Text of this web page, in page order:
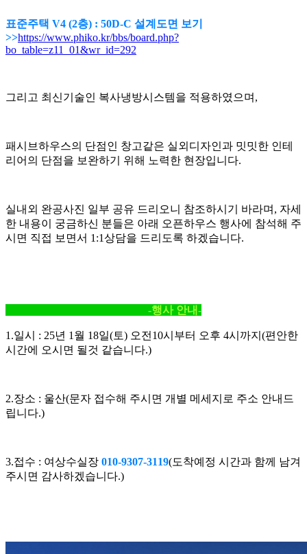
표준주택 V4 (2층) : 50D-C 설계도면 보기
>>https://www.phiko.kr/bbs/board.php?
bo_table=z11_01&wr_id=292
그리고 최신기술인 복사냉방시스템을 적용하였으며,
패시브하우스의 단점인 창고같은 실외디자인과 밋밋한 인테
리어의 단점을 보완하기 위해 노력한 현장입니다.
실내외 완공사진 일부 공유 드리오니 참조하시기 바라며, 자세
한 내용이 궁금하신 분들은 아래 오픈하우스 행사에 참석해 주
시면 직접 보면서 1:1상담을 드리도록 하겠습니다.
-행사 안내-
1.일시 : 25년 1월 18일(토) 오전10시부터 오후 4시까지(편안한
시간에 오시면 될것 같습니다.)
2.장소 : 울산(문자 접수해 주시면 개별 메세지로 주소 안내드
립니다.)
3.접수 : 여상수실장 010-9307-3119(도착예정 시간과 함께 남겨
주시면 감사하겠습니다.)